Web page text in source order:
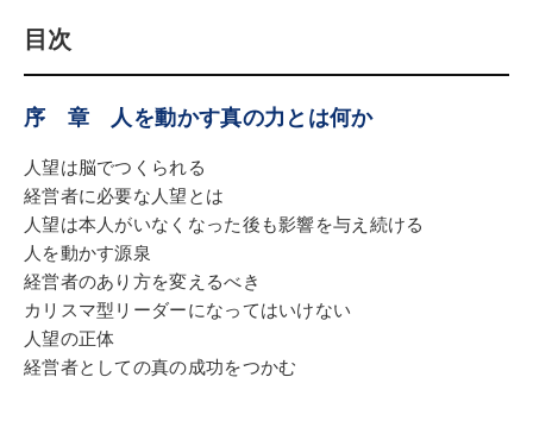
という研究発表を耳にしたことに始まる。
の人間は、潜在領域の脳に大きな違いがあり、大成
功する人間は、無意識の脳が運や人望を呼び寄せて
いるという結論を導き出す。
この研究結果を基に、２万を超す膨大な成功者の
心理・身体データを収集。彼らの脳が備えている資
質を体系化して、ついに脳の機能に直接アプローチ
する独自の能力開発法を構築する。
以来、日本のスポーツ界、ビジネス界などあらゆ
る分野で圧倒的な実績を上げ、トップアスリートや
目次
序 章 人を動かす真の力とは何か
人望は脳でつくられる
経営者に必要な人望とは
人望は本人がいなくなった後も影響を与え続ける
人を動かす源泉
経営者のあり方を変えるべき
カリスマ型リーダーになってはいけない
人望の正体
経営者としての真の成功をつかむ